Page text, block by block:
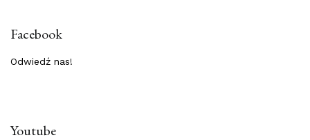
Facebook
Odwiedź nas!
Youtube